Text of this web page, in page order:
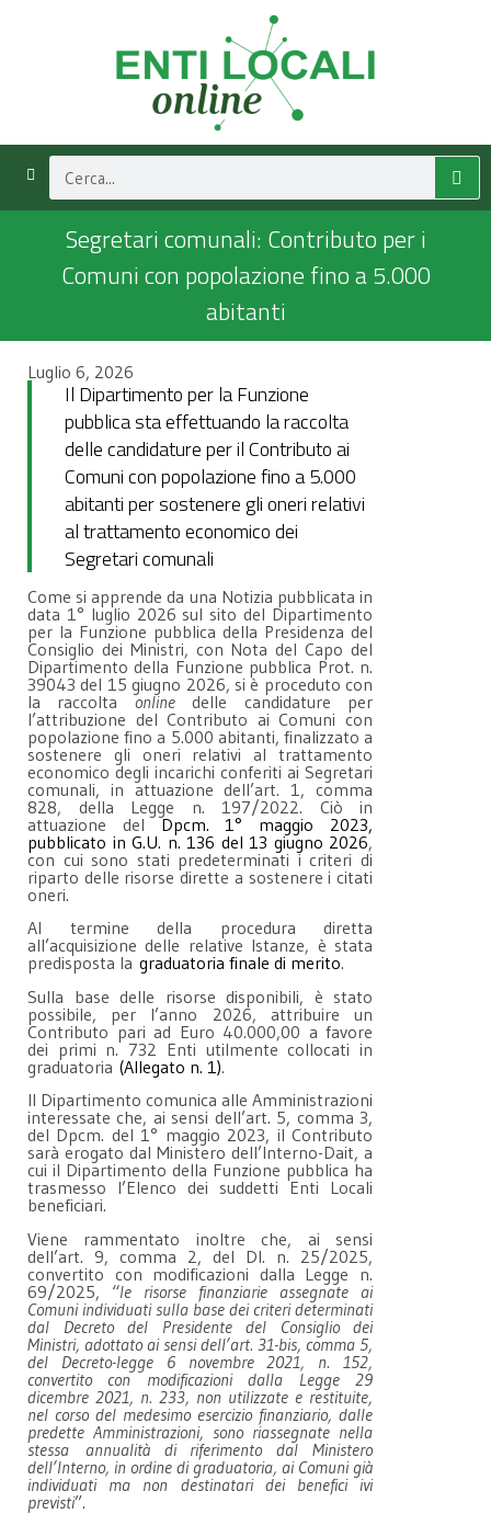
Segretari comunali: Contributo per i
Comuni con popolazione fino a 5.000
abitanti
Luglio 6, 2026
Il Dipartimento per la Funzione
pubblica sta effettuando la raccolta
delle candidature per il Contributo ai
Comuni con popolazione fino a 5.000
abitanti per sostenere gli oneri relativi
al trattamento economico dei
Segretari comunali
Come si apprende da una Notizia pubblicata in
data 1° luglio 2026 sul sito del Dipartimento
per la Funzione pubblica della Presidenza del
Consiglio dei Ministri, con Nota del Capo del
Dipartimento della Funzione pubblica Prot. n.
39043 del 15 giugno 2026, si è proceduto con
la raccoltaonlinedelle candidature per
l’attribuzione del Contributo ai Comuni con
popolazione fino a 5.000 abitanti, finalizzato a
sostenere gli oneri relativi al trattamento
economico degli incarichi conferiti ai Segretari
comunali, in attuazione dell’art. 1, comma
828, della Legge n. 197/2022. Ciò in
attuazione delDpcm. 1° maggio 2023,
pubblicato in G.U. n. 136 del 13 giugno 2026,
con cui sono stati predeterminati i criteri di
riparto delle risorse dirette a sostenere i citati
oneri.
Al termine della procedura diretta
all’acquisizione delle relative Istanze, è stata
predisposta la graduatoria finale di merito.
Sulla base delle risorse disponibili, è stato
possibile, per l’anno 2026, attribuire un
Contributo pari ad Euro 40.000,00 a favore
dei primi n. 732 Enti utilmente collocati in
graduatoria (Allegato n. 1).
Il Dipartimento comunica alle Amministrazioni
interessate che, ai sensi dell’art. 5, comma 3,
del Dpcm. del 1° maggio 2023, il Contributo
sarà erogato dal Ministero dell’Interno-Dait, a
cui il Dipartimento della Funzione pubblica ha
trasmesso l’Elenco dei suddetti Enti Locali
beneficiari.
Viene rammentato inoltre che, ai sensi
dell’art. 9, comma 2, del Dl. n. 25/2025,
convertito con modificazioni dalla Legge n.
69/2025, “le risorse finanziarie assegnate ai
Comuni individuati sulla base dei criteri determinati
dal Decreto del Presidente del Consiglio dei
Ministri, adottato ai sensi dell’art. 31-bis, comma 5,
del Decreto-legge 6 novembre 2021, n. 152,
convertito con modificazioni dalla Legge 29
dicembre 2021, n. 233, non utilizzate e restituite,
nel corso del medesimo esercizio finanziario, dalle
predette Amministrazioni, sono riassegnate nella
stessa annualità di riferimento dal Ministero
dell’Interno, in ordine di graduatoria, ai Comuni già
individuati ma non destinatari dei benefici ivi
previsti”.